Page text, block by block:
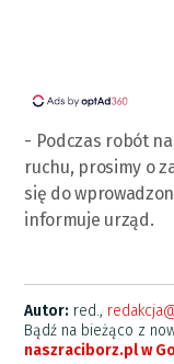
- Podczas robót
ruchu, prosimy o
się do
informuje urząd.
Autor: red.,
Bądź na bieżąco z
naszraciborz.pl w